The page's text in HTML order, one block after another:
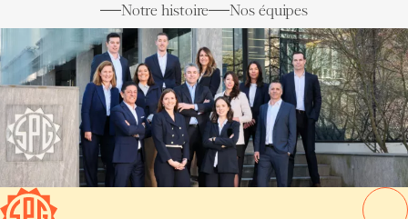
Notre histoire Nos équipes